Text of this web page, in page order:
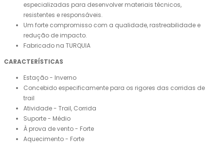
especializadas para desenvolver materiais técnicos,
resistentes e responsáveis.
Um forte compromisso com a qualidade, rastreabilidade e
redução de impacto.
Fabricado na TURQUIA
CARACTERÍSTICAS
Estação - Inverno
Concebido especificamente para os rigores das corridas de
trail
Atividade - Trail, Corrida
Suporte - Médio
À prova de vento - Forte
Aquecimento - Forte